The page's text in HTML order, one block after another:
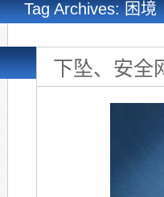
Tag Archives: 困境
下坠、安全